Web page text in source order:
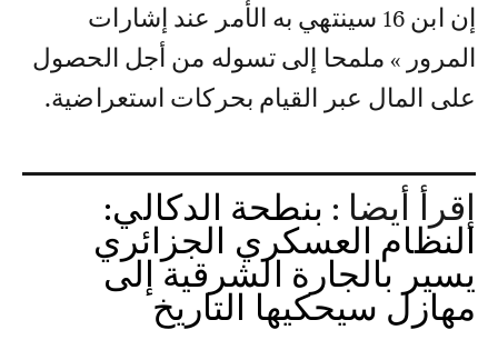
إن ابن 16 سينتهي به الأمر عند إشارات
المرور » ملمحا إلى تسوله من أجل الحصول
على المال عبر القيام بحركات استعراضية.
إقرأ أيضا : بنطحة الدكالي:
النظام العسكري الجزائري
يسير بالجارة الشرقية إلى
مهازل سيحكيها التاريخ